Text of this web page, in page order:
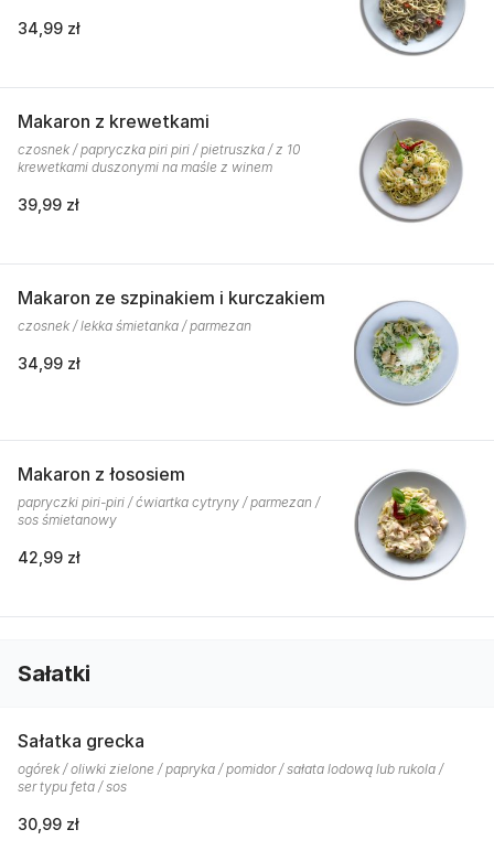
34,99 zł
Makaron z krewetkami
czosnek / papryczka piri piri / pietruszka / z 10
krewetkami duszonymi na maśle z winem
39,99 zł
Makaron ze szpinakiem i kurczakiem
czosnek / lekka śmietanka / parmezan
34,99 zł
Makaron z łososiem
papryczki piri-piri / ćwiartka cytryny / parmezan /
sos śmietanowy
42,99 zł
Sałatki
Sałatka grecka
ogórek / oliwki zielone / papryka / pomidor / sałata lodową lub rukola /
ser typu feta / sos
30,99 zł